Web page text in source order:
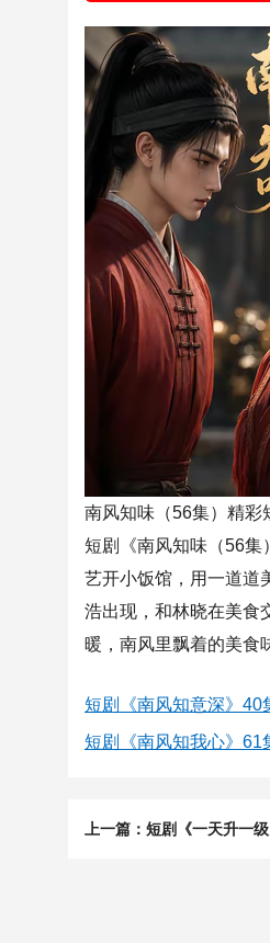
南风知味（56集）精彩
短剧《南风知味（56集
艺开小饭馆，用一道道
浩出现，和林晓在美食
暖，南风里飘着的美食
短剧《南风知意深》40
短剧《南风知我心》61